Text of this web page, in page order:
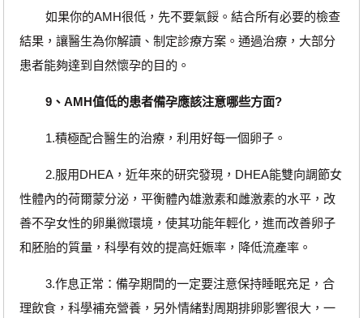
如果你的AMH很低，先不要氣餒。結合所有必要的檢查
結果，讓醫生為你解讀、制定診療方案。通過治療，大部分
患者能夠達到自然懷孕的目的。
9、AMH值低的患者備孕應該注意哪些方面?
1.積極配合醫生的治療，利用好每一個卵子。
2.服用DHEA，近年來的研究發現，DHEA能雙向調節女
性體內的荷爾蒙分泌，平衡體內雄激素和雌激素的水平，改
善不孕女性的卵巢微環境，使其功能年輕化，進而改善卵子
和胚胎的質量，科學有效的提高妊娠率，降低流產率。
3.作息正常：備孕期間的一定要注意保持睡眠充足，合
理飲食，科學補充營養，另外情緒對周期排卵影響很大，一